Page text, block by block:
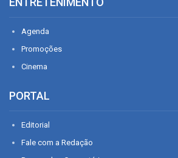
Agenda
Promoções
Cinema
PORTAL
Editorial
Fale com a Redação